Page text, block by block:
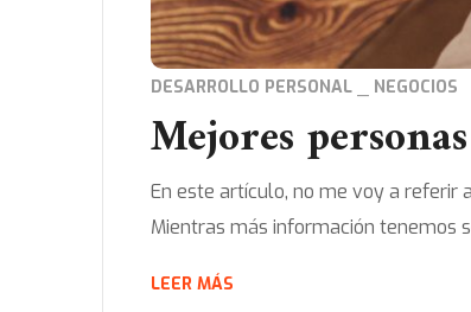
DESARROLLO PERSONAL NEGOCIOS
Mejores
En este artículo, no me voy a referir
Mientras más información tenemos
LEER MÁS